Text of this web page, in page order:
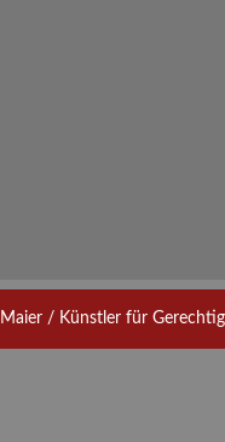
/ Künstler für